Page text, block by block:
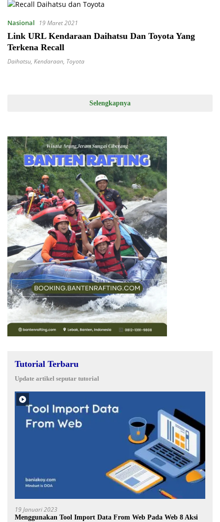
Nasional 19 Maret 2021
Link URL Kendaraan Daihatsu Dan Toyota Yang
Terkena Recall
Daihatsu, Kendaraan, Toyota
Selengkapnya
Tutorial Terbaru
Update artikel seputar tutorial
19 Januari 2023
Menggunakan Tool Import Data From Web Pada Web 8 Aksi